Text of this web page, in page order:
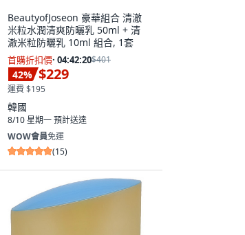
BeautyofJoseon 豪華組合 清澈
米粒水潤清爽防曬乳 50ml + 清
澈米粒防曬乳 10ml 組合, 1套
首購折扣價· 04:42:19$401
42% $229
運費 $195
韓國
8/10 星期一預計送達
WOW會員免運
(15)